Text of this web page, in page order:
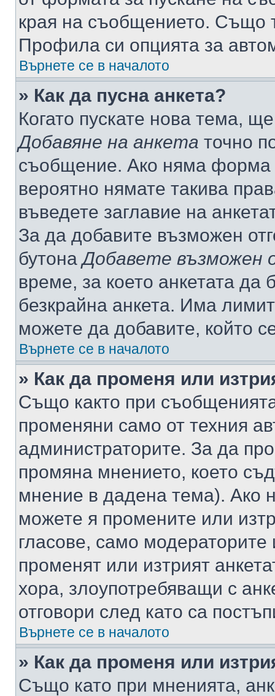
края на съобщението. Също
Профила си опцията за
Върнете се в началото
» Как да пусна анкета?
Когато пускате нова тема,
Добавяне на анкета точно
съобщение. Ако няма форма
вероятно нямате такива
въведете заглавие на
За да добавите възможен
бутонаДобавете възможен
време, за което анкетата да
безкрайна анкета. Има
можете да добавите, който
Върнете се в началото
» Как да променя или
Също както при
променяни само от техния
администраторите. За да
промяна мнението, което
мнение в дадена тема). Ако
можете я промените или
гласове, само
променят или изтрият
хора, злоупотребяващи с
отговори след като са
Върнете се в началото
» Как да променя или
Също като при мненията,